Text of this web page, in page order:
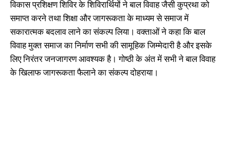
विकास प्रशिक्षण शिविर के शिविरार्थियों ने बाल विवाह जैसी कुप्रथा को
समाप्त करने तथा शिक्षा और जागरूकता के माध्यम से समाज में
सकारात्मक बदलाव लाने का संकल्प लिया। वक्ताओं ने कहा कि बाल
विवाह मुक्त समाज का निर्माण सभी की सामूहिक जिम्मेदारी है और इसके
लिए निरंतर जनजागरण आवश्यक है। गोष्ठी के अंत में सभी ने बाल विवाह
के खिलाफ जागरूकता फैलाने का संकल्प दोहराया।